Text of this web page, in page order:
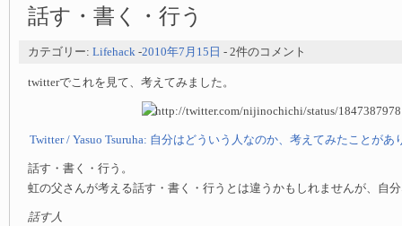
話す・書く・行う
カテゴリー: Lifehack -2010年7月15日 - 2件のコメント
twitterでこれを見て、考えてみました。
Twitter / Yasuo Tsuruha: 自分はどういう人なのか、考えてみたことが
話す・書く・行う。
虹の父さんが考える話す・書く・行うとは違うかもしれませんが、自
話す人